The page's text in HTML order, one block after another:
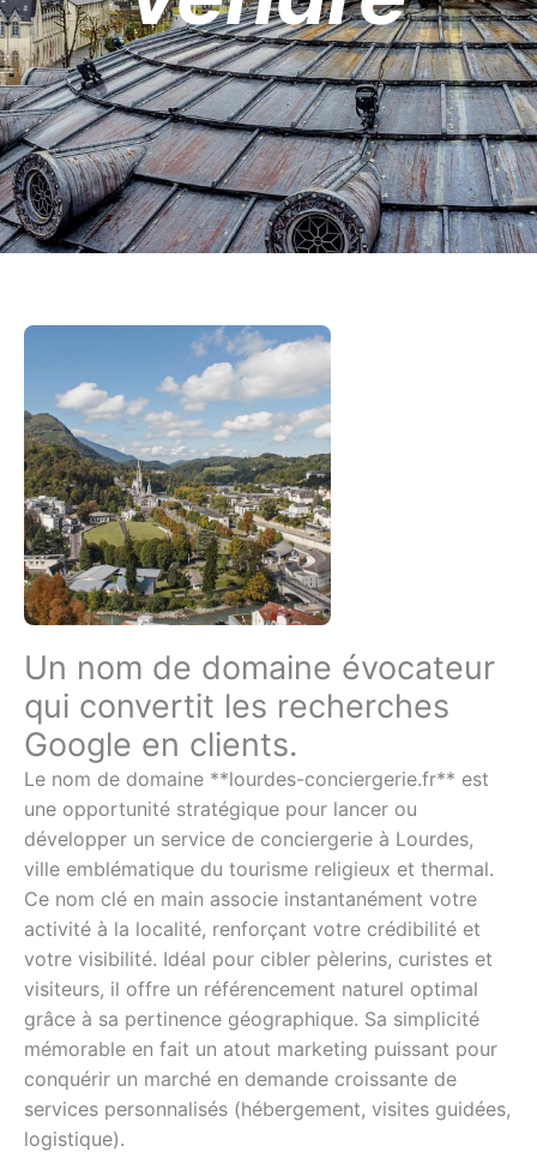
Un nom de domaine évocateur
qui convertit les recherches
Google en clients.
Le nom de domaine **lourdes-conciergerie.fr** est
une opportunité stratégique pour lancer ou
développer un service de conciergerie à Lourdes,
ville emblématique du tourisme religieux et thermal.
Ce nom clé en main associe instantanément votre
activité à la localité, renforçant votre crédibilité et
votre visibilité. Idéal pour cibler pèlerins, curistes et
visiteurs, il offre un référencement naturel optimal
grâce à sa pertinence géographique. Sa simplicité
mémorable en fait un atout marketing puissant pour
conquérir un marché en demande croissante de
services personnalisés (hébergement, visites guidées,
logistique).